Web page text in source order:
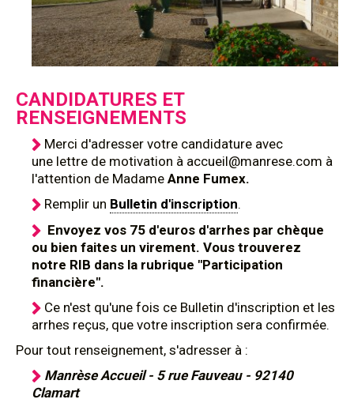
CANDIDATURES ET
RENSEIGNEMENTS
Merci d'adresser votre candidature avec
une lettre de motivation à accueil@manrese.com à
l'attention de Madame Anne Fumex.
Remplir un Bulletin d'inscription.
Envoyez vos 75 d'euros d'arrhes par chèque
ou bien faites un virement. Vous trouverez
notre RIB dans la rubrique "Participation
financière".
Ce n'est qu'une fois ce Bulletin d'inscription et les
arrhes reçus, que votre inscription sera confirmée.
Pour tout renseignement, s'adresser à :
Manrèse Accueil - 5 rue Fauveau - 92140
Clamart